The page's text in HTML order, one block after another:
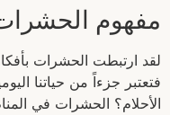
مفهوم
لقد ارتبطت الحشرات
فتعتبر جزءاً من حياتنا
الأحلام؟ الحشرات في